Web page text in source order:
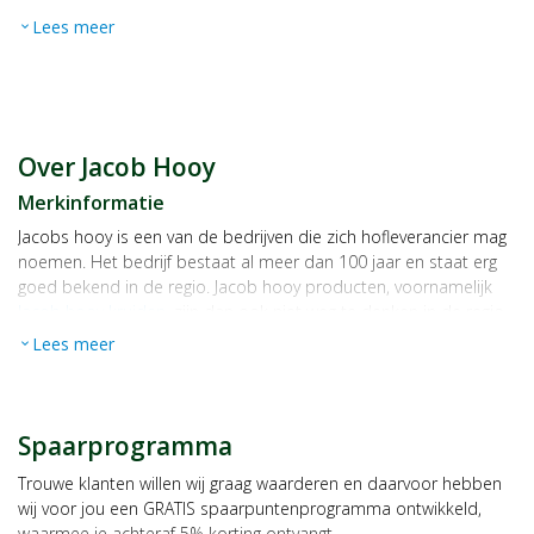
expand_more Lees meer
Over Jacob Hooy
Merkinformatie
Jacobs hooy is een van de bedrijven die zich hofleverancier mag
noemen. Het bedrijf bestaat al meer dan 100 jaar en staat erg
goed bekend in de regio. Jacob hooy producten, voornamelijk
Amsterdam. Jacob hooy staat voor een uitgebreid assortiment
het dan direct aan een van de medewerkers van Broeders
Gezondheidswinkel. Broeders heeft de Jacob hooy producten al
tijden in het assortiment en kan u een bruikbaar advies geven.
expand_more Lees meer
Spaarprogramma
Trouwe klanten willen wij graag waarderen en daarvoor hebben
wij voor jou een GRATIS spaarpuntenprogramma ontwikkeld,